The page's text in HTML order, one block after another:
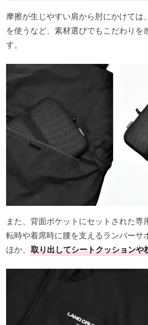
摩擦が生じやすい肩から肘にかけては、
を使うなど、素材選びでもこだわりを
す。
また、背面ポケットにセットされた専
転時や着席時に腰を支えるランバーサ
ほか、 取り出してシートクッションや